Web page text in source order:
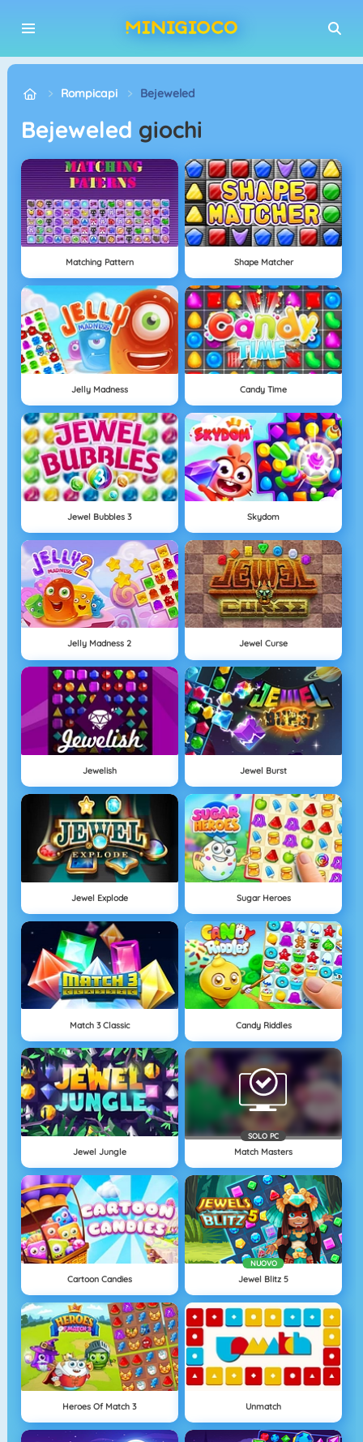
Rompicapi Bejeweled
Bejeweled giochi
Matching Pattern Shape Matcher
Jelly Madness Candy Time
Jewel Bubbles 3 Skydom
Jelly Madness 2 Jewel Curse
Jewelish Jewel Burst
Jewel Explode Sugar Heroes
Match 3 Classic Candy Riddles
Jewel Jungle
SOLO PC
Match Masters
Cartoon Candies
NUOVO
Jewel Blitz 5
Heroes Of Match 3 Unmatch